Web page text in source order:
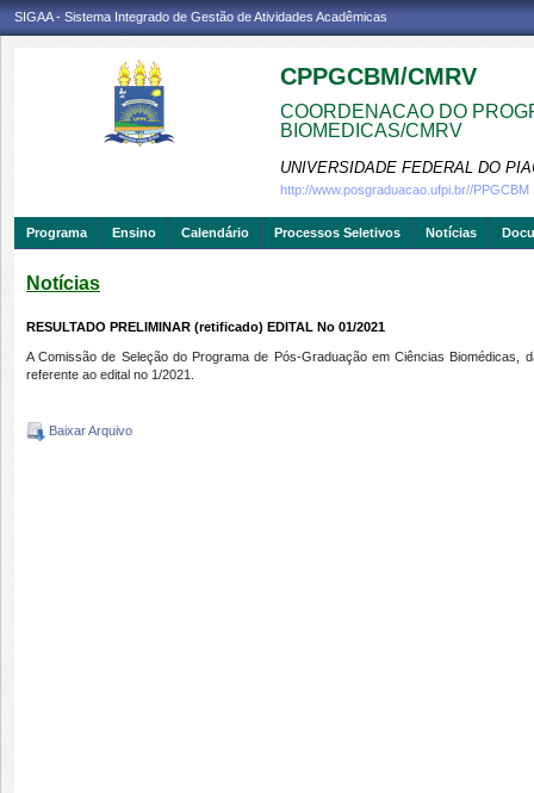
SIGAA - Sistema Integrado de Gestão de Atividades Acadêmicas
CPPGCBM/CMRV
COORDENACAO DO
BIOMEDICAS/CMRV
UNIVERSIDADE FEDERAL DO
http://www.posgraduacao.ufpi.br//PPGCBM
Programa Ensino Calendário Processos Seletivos Notícias
Notícias
RESULTADO PRELIMINAR (retificado) EDITAL No 01/2021
A Comissão de Seleção do Programa de Pós-Graduação em Ciências
referente ao edital no 1/2021.
Baixar Arquivo